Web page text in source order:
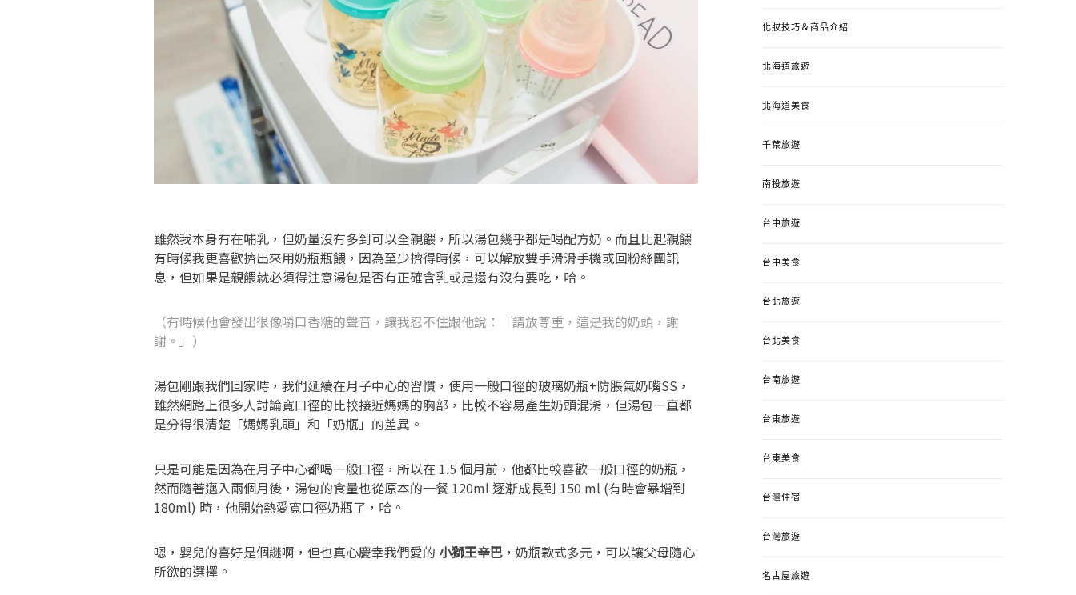
雖然我本身有在哺乳，但奶量沒有多到可以全親餵，所以湯包幾乎都是喝配方奶。而且比起親餵
有時候我更喜歡擠出來用奶瓶瓶餵，因為至少擠得時候，可以解放雙手滑滑手機或回粉絲團訊
息，但如果是親餵就必須得注意湯包是否有正確含乳或是還有沒有要吃，哈。
（有時候他會發出很像嚼口香糖的聲音，讓我忍不住跟他說：「請放尊重，這是我的奶頭，謝
謝。」）
湯包剛跟我們回家時，我們延續在月子中心的習慣，使用一般口徑的玻璃奶瓶+防脹氣奶嘴SS，
雖然網路上很多人討論寬口徑的比較接近媽媽的胸部，比較不容易產生奶頭混淆，但湯包一直都
是分得很清楚「媽媽乳頭」和「奶瓶」的差異。
只是可能是因為在月子中心都喝一般口徑，所以在 1.5 個月前，他都比較喜歡一般口徑的奶瓶，
然而隨著邁入兩個月後，湯包的食量也從原本的一餐 120ml 逐漸成長到 150 ml (有時會暴增到
180ml) 時，他開始熱愛寬口徑奶瓶了，哈。
嗯，嬰兒的喜好是個謎啊，但也真心慶幸我們愛的 小獅王辛巴 ，奶瓶款式多元，可以讓父母隨心
所欲的選擇。
化妝技巧＆商品介紹
北海道旅遊
北海道美食
千葉旅遊
南投旅遊
台中旅遊
台中美食
台北旅遊
台北美食
台南旅遊
台東旅遊
台東美食
台灣住宿
台灣旅遊
名古屋旅遊